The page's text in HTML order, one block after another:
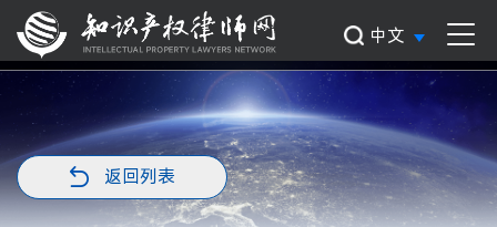
中文
返回列表